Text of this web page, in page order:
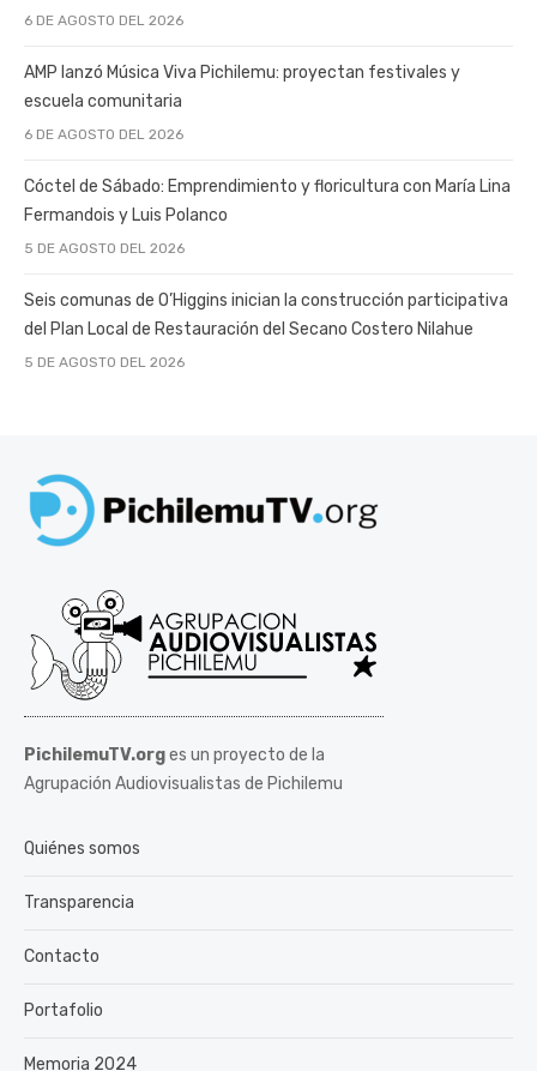
6 DE AGOSTO DEL 2026
AMP lanzó Música Viva Pichilemu: proyectan festivales y
escuela comunitaria
6 DE AGOSTO DEL 2026
Cóctel de Sábado: Emprendimiento y floricultura con María Lina
Fermandois y Luis Polanco
5 DE AGOSTO DEL 2026
Seis comunas de O’Higgins inician la construcción participativa
del Plan Local de Restauración del Secano Costero Nilahue
5 DE AGOSTO DEL 2026
PichilemuTV.orges un proyecto de la
Agrupación Audiovisualistas de Pichilemu
Quiénes somos
Transparencia
Contacto
Portafolio
Memoria 2024